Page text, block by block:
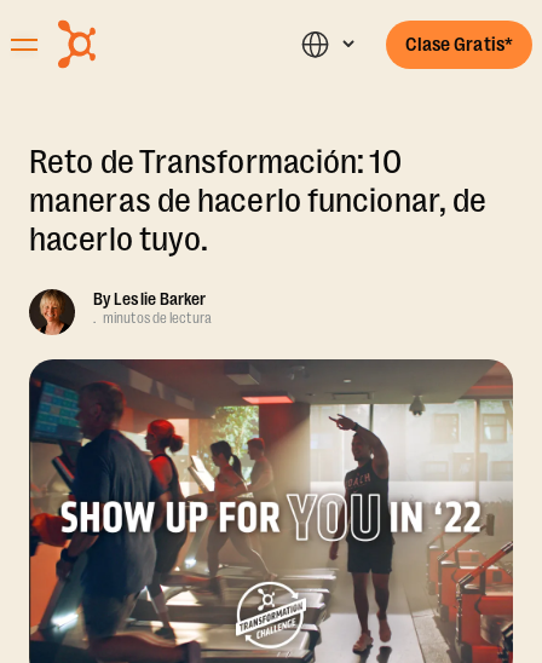
Clase Gratis*
Reto de Transformación: 10
maneras de hacerlo funcionar, de
hacerlo tuyo.
ByLeslie Barker
. minutos de lectura